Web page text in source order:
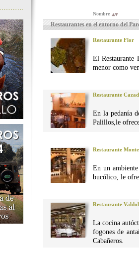
Nombre
Restaurantes en el entorno del
Restaurante Flor
El Restaurante
menor como
Restaurante
En la pedanía
Palillos,le
Restaurante
En un
bucólico, le
Restaurante
La cocina
fogones de
Cabañeros.